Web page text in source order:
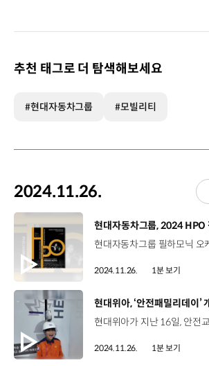
추천 태그로 더 탐색해보세요
#현대자동차그룹 #모빌리티
2024.11.26.
[동영상]
현대자동차그룹, 2024 HPO
2024.11.26. 1분 보기
[동영상]
현대위아, ‘안전패밀리데이’
2024.11.26. 1분 보기